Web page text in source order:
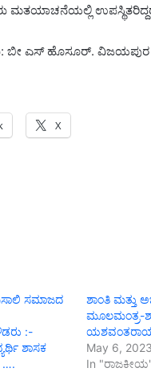
ಮತಯಾಚನೆಯಲ್ಲಿ
ಬೀ ಎಸ್ ಹೊಸೂರ್. ವಿಜಯಪುರ
X
ಸಮಾಜದ
:-
ಶಾಸಕ
….
ಶಾಂತಿ ಮತ್ತು
ಮೂಲಮಂತ್ರ-
May 6, 2023
In